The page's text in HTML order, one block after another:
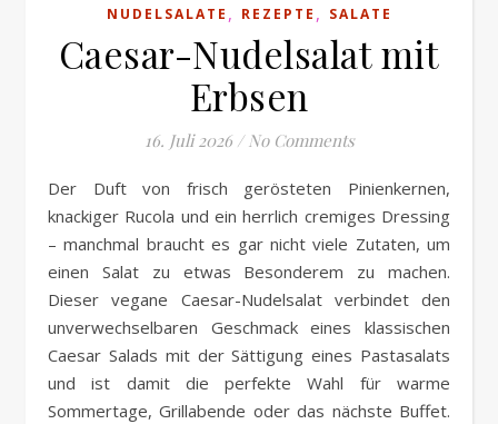
NUDELSALATE , REZEPTE , SALATE
Caesar-Nudelsalat mit
Erbsen
16. Juli 2026 / No Comments
Der Duft von frisch gerösteten Pinienkernen,
knackiger Rucola und ein herrlich cremiges Dressing
– manchmal braucht es gar nicht viele Zutaten, um
einen Salat zu etwas Besonderem zu machen.
Dieser vegane Caesar-Nudelsalat verbindet den
unverwechselbaren Geschmack eines klassischen
Caesar Salads mit der Sättigung eines Pastasalats
und ist damit die perfekte Wahl für warme
Sommertage, Grillabende oder das nächste Buffet.